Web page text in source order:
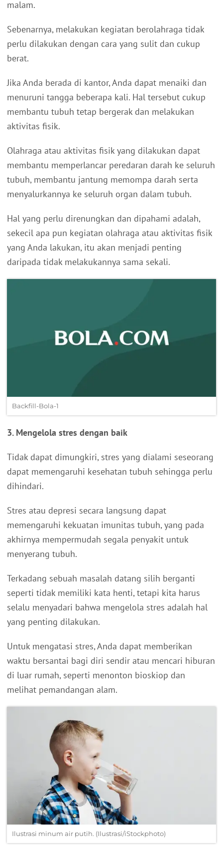
malam.
Sebenarnya, melakukan kegiatan berolahraga tidak
perlu dilakukan dengan cara yang sulit dan cukup
berat.
Jika Anda berada di kantor, Anda dapat menaiki dan
menuruni tangga beberapa kali. Hal tersebut cukup
membantu tubuh tetap bergerak dan melakukan
aktivitas fisik.
Olahraga atau aktivitas fisik yang dilakukan dapat
membantu memperlancar peredaran darah ke seluruh
tubuh, membantu jantung memompa darah serta
menyalurkannya ke seluruh organ dalam tubuh.
Hal yang perlu direnungkan dan dipahami adalah,
sekecil apa pun kegiatan olahraga atau aktivitas fisik
yang Anda lakukan, itu akan menjadi penting
daripada tidak melakukannya sama sekali.
Backfill-Bola-1
3. Mengelola stres dengan baik
Tidak dapat dimungkiri, stres yang dialami seseorang
dapat memengaruhi kesehatan tubuh sehingga perlu
dihindari.
Stres atau depresi secara langsung dapat
memengaruhi kekuatan imunitas tubuh, yang pada
akhirnya mempermudah segala penyakit untuk
menyerang tubuh.
Terkadang sebuah masalah datang silih berganti
seperti tidak memiliki kata henti, tetapi kita harus
selalu menyadari bahwa mengelola stres adalah hal
yang penting dilakukan.
Untuk mengatasi stres, Anda dapat memberikan
waktu bersantai bagi diri sendir atau mencari hiburan
di luar rumah, seperti menonton bioskiop dan
melihat pemandangan alam.
Ilustrasi minum air putih. (Ilustrasi/iStockphoto)